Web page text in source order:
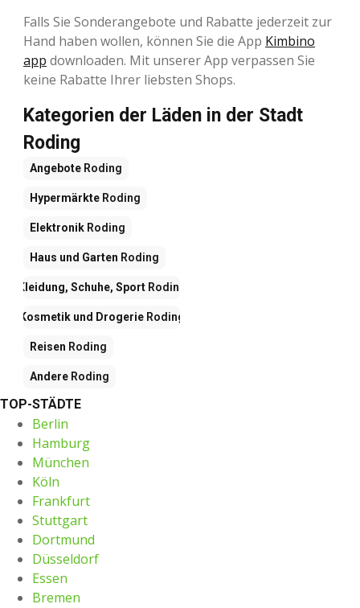
Falls Sie Sonderangebote und Rabatte jederzeit zur
Hand haben wollen, können Sie die App Kimbino
app downloaden. Mit unserer App verpassen Sie
keine Rabatte Ihrer liebsten Shops.
Kategorien der Läden in der Stadt
Roding
Angebote Roding
Hypermärkte Roding
Elektronik Roding
Haus und Garten Roding
Kleidung, Schuhe, SportRoding
Kosmetik und DrogerieRoding
Reisen Roding
Andere Roding
TOP-STÄDTE
Berlin
Hamburg
München
Köln
Frankfurt
Stuttgart
Dortmund
Düsseldorf
Essen
Bremen